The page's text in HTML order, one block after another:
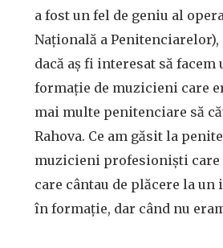
a fost un fel de geniu al
Națională a
dacă aș fi interesat să
formație de muzicieni care
mai multe penitenciare să
Rahova. Ce am găsit la
muzicieni profesioniști care
care cântau de plăcere la un
în formație, dar când nu